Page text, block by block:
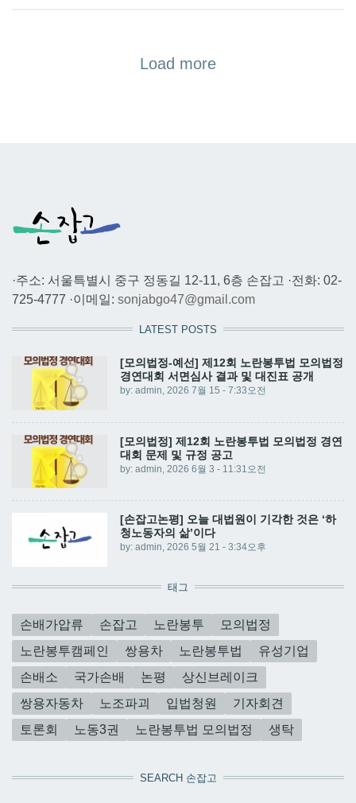
Load more
·주소: 서울특별시 중구 정동길 12-11, 6층 손잡고 ·전화: 02-
725-4777 ·이메일: sonjabgo47@gmail.com
LATEST POSTS
[모의법정-예선] 제12회 노란봉투법 모의법정
경연대회 서면심사 결과 및 대진표 공개
by: admin, 2026 7월 15 - 7:33오전
[모의법정] 제12회 노란봉투법 모의법정 경연
대회 문제 및 규정 공고
by: admin, 2026 6월 3 - 11:31오전
[손잡고논평] 오늘 대법원이 기각한 것은 ‘하
청노동자의 삶’이다
by: admin, 2026 5월 21 - 3:34오후
태그
손배가압류 손잡고 노란봉투
모의법정
노란봉투캠페인
쌍용차 노란봉투법
유성기업
손배소
국가손배 논평
상신브레이크
쌍용자동차
노조파괴 입법청원
기자회견
토론회
노동3권 노란봉투법 모의법정 생탁
SEARCH 손잡고